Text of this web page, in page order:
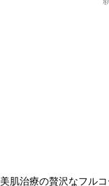
美肌治療の贅沢なフル